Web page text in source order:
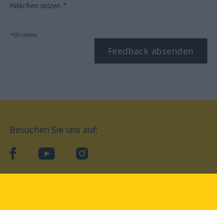
Häkchen setzen.*
*Pflichtfeld
Feedback absenden
Besuchen Sie uns auf:
facebookYouTube Instagram